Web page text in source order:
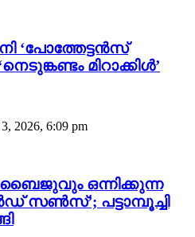
‘പോത്തേട്ടൻസ്
മിറാക്കിൾ’
2026, 6:09 pm
ഒന്നിക്കുന്ന
സൺസ്’; പട്ടാമ്പൂച്ചി